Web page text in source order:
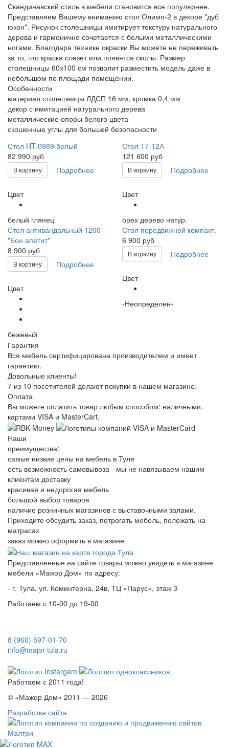
Скандинавский стиль в мебели становится все популярнее.
Представляем Вашему вниманию стол Олимп-2 в декоре "дуб
юкон". Рисунок столешницы имитирует текстуру натурального
дерева и гармонично сочетается с белыми металлическими
ногами. Благодаря технике окраски Вы можете не переживать
за то, что краска слезет или появятся сколы. Размер
столешницы 60х100 см позволит разместить модель даже в
небольшом по площади помещении.
Особенности
материал столешницы ЛДСП 16 мм, кромка 0,4 мм
декор с имитацией натурального дерева
металлические опоры белого цвета
скошенные углы для большей безопасности
Стол HT-0989 белый
82 990 руб
В корзину Подробнее
Цвет
белый глянец
Стол 17-12А
121 600 руб
В корзину Подробнее
Цвет
орех дерево натур.
Стол антивандальный 1200
"Бон апетит"
8 900 руб
В корзину Подробнее
Цвет
бежевый
Стол передвижной компакт.
6 900 руб
В корзину Подробнее
Цвет
-Неопределен-
Гарантия
Вся мебель сертифицирована производителем и имеет
гарантию.
Довольные клиенты!
7 из 10 посетителей делают покупки в нашем магазине.
Оплата
Вы можете оплатить товар любым способом: наличными,
картами VISA и MasterCart.
Наши
преимущества:
самые низкие цены на мебель в Туле
есть возможность самовывоза - мы не навязываем нашим
клиентам доставку
красивая и недорогая мебель
большой выбор товаров
наличие розничных магазинов с выставочными залами.
Приходите обсудить заказ, потрогать мебель, полежать на
матрасах
заказ можно оформить в магазине
Представленные на сайте товары можно увидеть в магазине
мебели «Мажор Дом» по адресу:
- г. Тула, ул. Коминтерна, 24в, ТЦ «Парус», этаж 3
Работаем с 10-00 до 19-00
8 (960) 597-01-70
info@major-tula.ru
Работаем с 2011 года!
© «Мажор Дом» 2011 — 2026
Разработка сайта